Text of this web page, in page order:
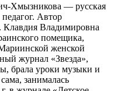
Хмызникова — русская
педагог. Автор
Владимировна
помещика,
женской
журнал «Звезда»,
брала уроки музыки и
занималась